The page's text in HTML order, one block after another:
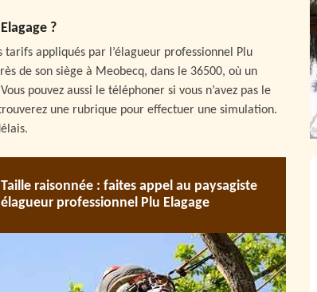
?
appliqués par l’élagueur professionnel Plu
de son siège à Meobecq, dans le 36500, où un
pouvez aussi le téléphoner si vous n’avez pas le
une rubrique pour effectuer une simulation.
Taille raisonnée : faites appel au paysagiste
élagueur professionnel Plu Elagage